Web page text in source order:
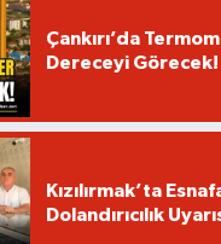
Çankırı’da
Dereceyi Görecek!
Kızılırmak’ta
Dolandırıcılık